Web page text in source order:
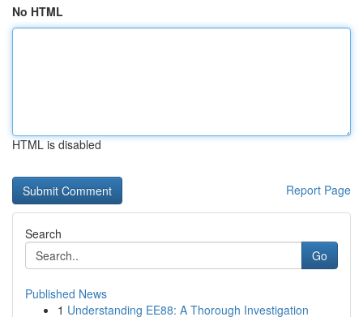
No HTML
HTML is disabled
Report Page
Search
Go
Published News
1 Understanding EE88: A Thorough Investigation